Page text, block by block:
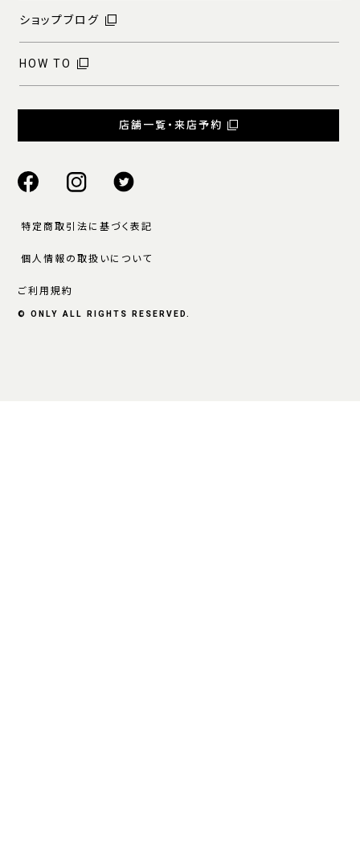
ショップブログ
HOW TO
店舗一覧・来店予約
特定商取引法に基づく表記
個人情報の取扱いについて
ご利用規約
© ONLY ALL RIGHTS RESERVED.